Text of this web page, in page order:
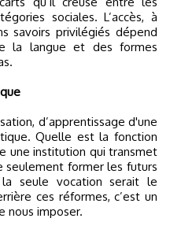
sociales. L’accès, à
savoirs privilégiés dépend
la langue et des formes
d’apprentissage d'une
Quelle est la fonction
une institution qui transmet
seulement former les futurs
seule vocation serait le
ces réformes, c’est un
nous imposer.